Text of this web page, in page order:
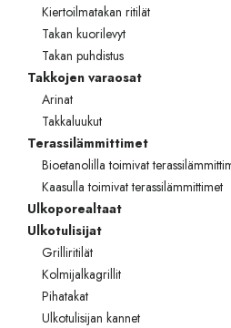
Kiertoilmatakan ritilät
Takan kuorilevyt
Takan puhdistus
Takkojen varaosat
Arinat
Takkaluukut
Terassilämmittimet
Bioetanolilla toimivat
Kaasulla toimivat terassilämmittimet
Ulkoporealtaat
Ulkotulisijat
Grilliritilät
Kolmijalkagrillit
Pihatakat
Ulkotulisijan kannet